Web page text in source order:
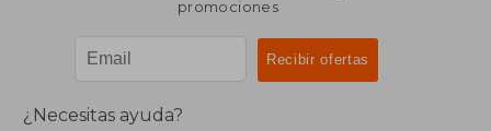
promociones
¿Necesitas ayuda?